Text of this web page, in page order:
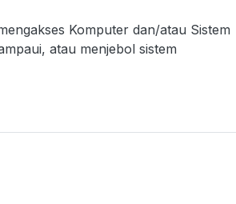
Komputer dan/atau Sistem
atau menjebol sistem